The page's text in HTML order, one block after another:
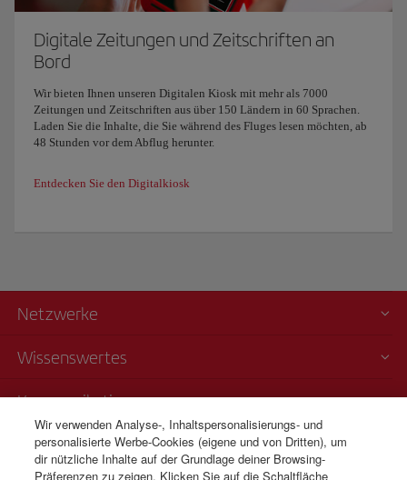
Digitale Zeitungen und Zeitschriften an
Bord
Wir bieten Ihnen unseren Digitalen Kiosk mit mehr als 7000
Zeitungen und Zeitschriften aus über 150 Ländern in 60 Sprachen.
Laden Sie die Inhalte, die Sie während des Fluges lesen möchten, ab
48 Stunden vor dem Abflug herunter.
Entdecken Sie den Digitalkiosk
Netzwerke
Wissenswertes
Kommunikation
Transparenz
Wir verwenden Analyse-, Inhaltspersonalisierungs- und
personalisierte Werbe-Cookies (eigene und von Dritten), um
dir nützliche Inhalte auf der Grundlage deiner Browsing-
Präferenzen zu zeigen. Klicken Sie auf die Schaltfläche